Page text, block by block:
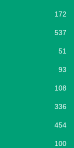
172
537
51
93
108
336
454
100